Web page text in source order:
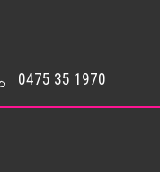
0475 35 1970